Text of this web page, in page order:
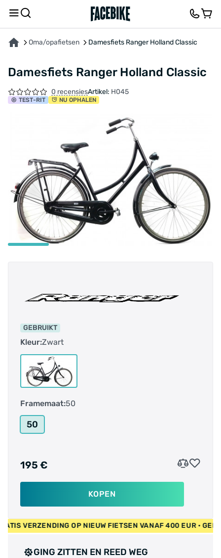
Oma/opafietsen Damesfiets Ranger Holland Classic
Damesfiets Ranger Holland Classic
0 recensiesArtikel: H045
TEST-RIT NU OPHALEN
GEBRUIKT
Kleur:Zwart
Framemaat:50
50
195 €
KOPEN
• GRATIS VERZENDING OP NIEUW FIETSEN VANAF 400 EUR
GING ZITTEN EN REED WEG
OVER HET PRODUCT KENMERKENBESCHRIJVING FEEDBACK EN VRAGEN